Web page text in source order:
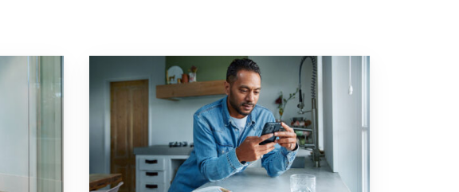
nieuwe pensioenstelsel heeft flinke fiscale gevolgen”
Ga naar “2025: een bewogen beleggingsjaar”